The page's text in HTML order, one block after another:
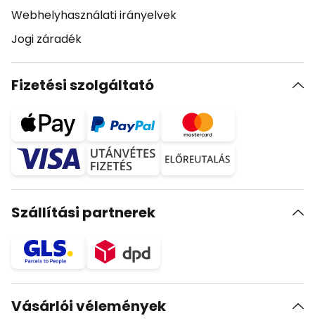
Webhelyhasználati irányelvek
Jogi záradék
Fizetési szolgáltató
Szállítási partnerek
Vásárlói vélemények